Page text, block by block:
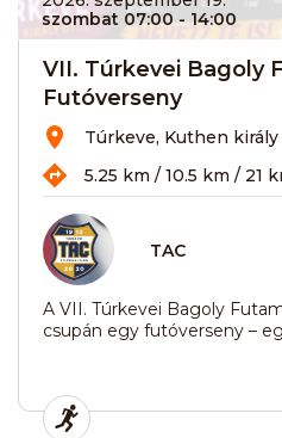
szombat 07:00 - 14:00
VII. Túrkevei Bagoly
Futóverseny
Túrkeve, Kuthen király
5.25 km / 10.5 km / 21
TAC
A VII. Túrkevei Bagoly
csupán egy futóverseny –